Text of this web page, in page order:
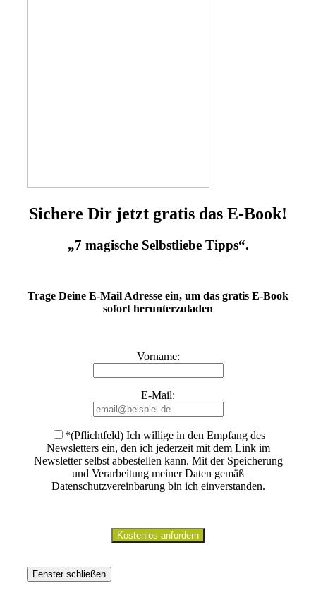
Sichere Dir jetzt gratis das E-Book!
„7 magische Selbstliebe Tipps“.
Trage Deine E-Mail Adresse ein, um das gratis E-Book
sofort herunterzuladen
Vorname:
E-Mail:
*(Pflichtfeld) Ich willige in den Empfang des
Newsletters ein, den ich jederzeit mit dem Link im
Newsletter selbst abbestellen kann. Mit der Speicherung
und Verarbeitung meiner Daten gemäß
Datenschutzvereinbarung bin ich einverstanden.
Fenster schließen